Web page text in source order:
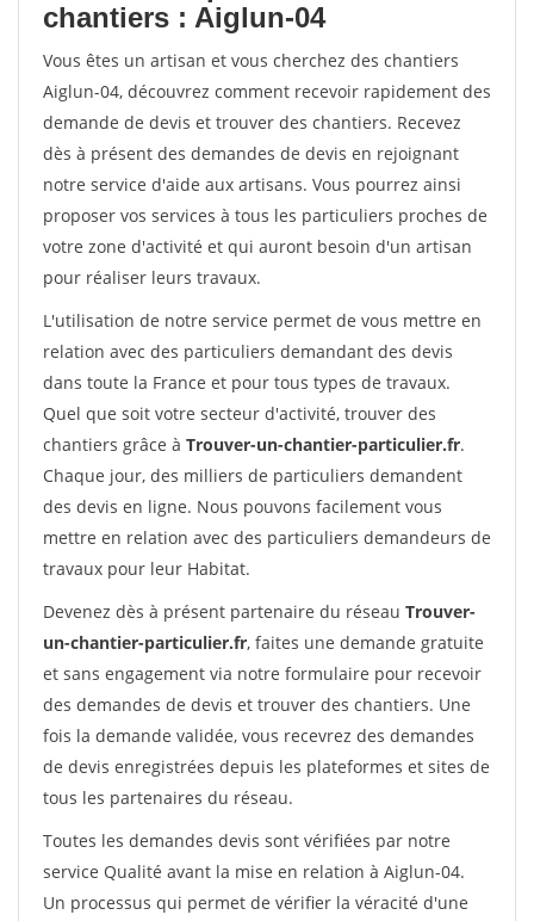
chantiers : Aiglun-04
Vous êtes un artisan et vous cherchez des chantiers
Aiglun-04, découvrez comment recevoir rapidement des
demande de devis et trouver des chantiers. Recevez
dès à présent des demandes de devis en rejoignant
notre service d'aide aux artisans. Vous pourrez ainsi
proposer vos services à tous les particuliers proches de
votre zone d'activité et qui auront besoin d'un artisan
pour réaliser leurs travaux.
L'utilisation de notre service permet de vous mettre en
relation avec des particuliers demandant des devis
dans toute la France et pour tous types de travaux.
Quel que soit votre secteur d'activité, trouver des
chantiers grâce à Trouver-un-chantier-particulier.fr.
Chaque jour, des milliers de particuliers demandent
des devis en ligne. Nous pouvons facilement vous
mettre en relation avec des particuliers demandeurs de
travaux pour leur Habitat.
Devenez dès à présent partenaire du réseau Trouver-
un-chantier-particulier.fr, faites une demande gratuite
et sans engagement via notre formulaire pour recevoir
des demandes de devis et trouver des chantiers. Une
fois la demande validée, vous recevrez des demandes
de devis enregistrées depuis les plateformes et sites de
tous les partenaires du réseau.
Toutes les demandes devis sont vérifiées par notre
service Qualité avant la mise en relation à Aiglun-04.
Un processus qui permet de vérifier la véracité d'une